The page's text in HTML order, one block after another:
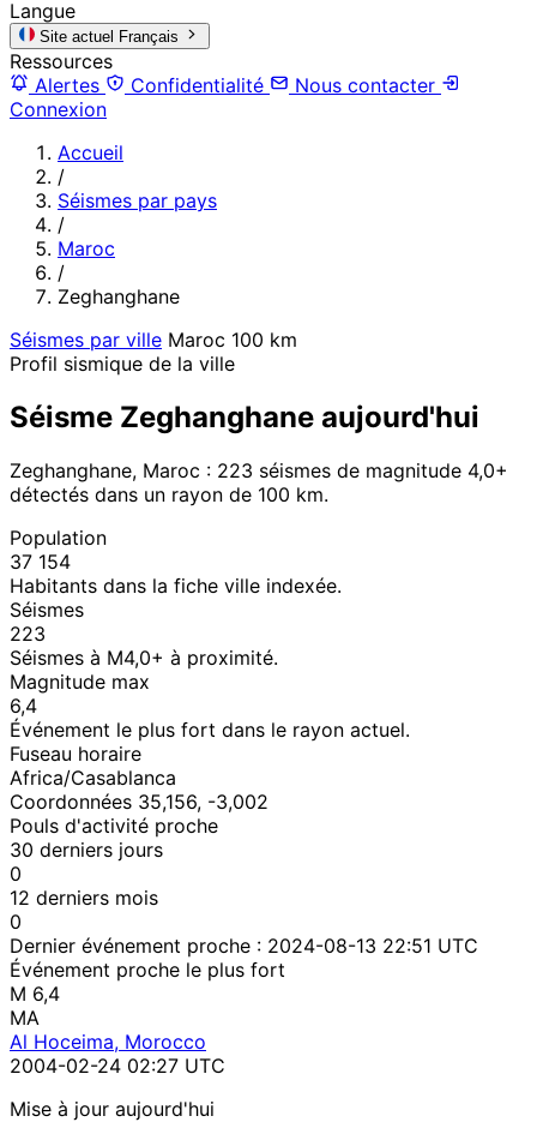
Langue
Site actuel Français
Ressources
Alertes
Confidentialité
Nous contacter
Connexion
Accueil
/
Séismes par pays
/
Maroc
/
Zeghanghane
Séismes par ville Maroc 100 km
Profil sismique de la ville
Séisme Zeghanghane aujourd'hui
Zeghanghane, Maroc : 223 séismes de magnitude 4,0+
détectés dans un rayon de 100 km.
Population
37 154
Habitants dans la fiche ville indexée.
Séismes
223
Séismes à M4,0+ à proximité.
Magnitude max
6,4
Événement le plus fort dans le rayon actuel.
Fuseau horaire
Africa/Casablanca
Coordonnées 35,156, -3,002
Pouls d'activité proche
30 derniers jours
0
12 derniers mois
0
Dernier événement proche : 2024-08-13 22:51 UTC
Événement proche le plus fort
M 6,4
MA
Al Hoceima, Morocco
2004-02-24 02:27 UTC
Mise à jour aujourd'hui